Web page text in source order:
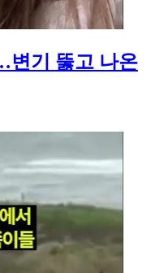
변기 뚫고 나온